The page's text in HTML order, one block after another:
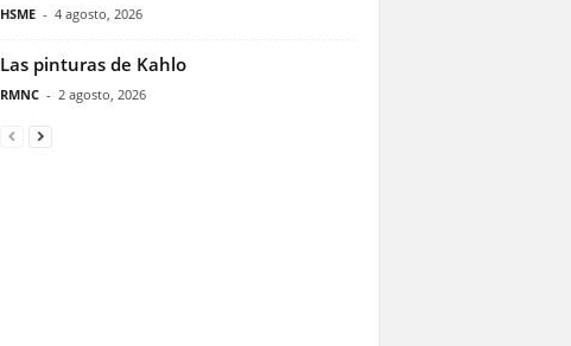
HSME - 4 agosto, 2026
Las pinturas de Kahlo
RMNC - 2 agosto, 2026